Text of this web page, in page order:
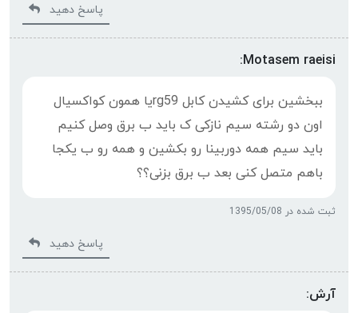
پاسخ دهید
Motasem raeisi:
ببخشین برای کشیدن کابل rg59یا همون کواکسیال
اون دو رشته سیم نازکی ک باید ب برق وصل کنیم
باید سیم همه دوربینا رو بکشین و همه رو ب یکجا
باهم متصل کنی بعد ب برق بزنی؟؟
ثبت شده در 1395/05/08
پاسخ دهید
آرش: